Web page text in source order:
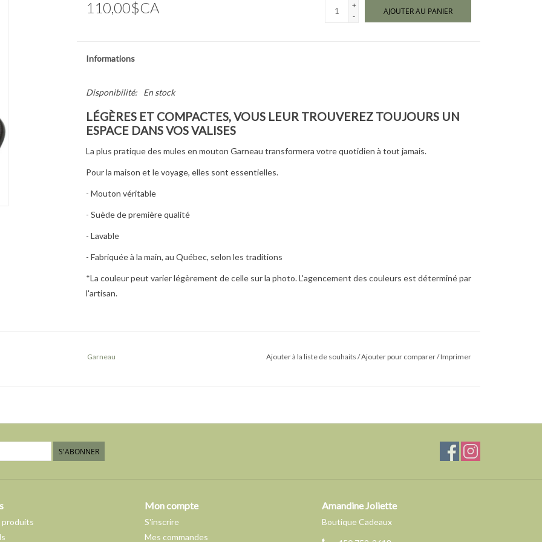
110,00$CA
+
-
AJOUTER AU PANIER
Informations
Disponibilité: En stock
LÉGÈRES ET COMPACTES, VOUS LEUR TROUVEREZ TOUJOURS UN
ESPACE DANS VOS VALISES
La plus pratique des mules en mouton Garneau transformera votre quotidien à tout jamais.
Pour la maison et le voyage, elles sont essentielles.
- Mouton véritable
- Suède de première qualité
- Lavable
- Fabriquée à la main, au Québec, selon les traditions
*La couleur peut varier légèrement de celle sur la photo. L'agencement des couleurs est déterminé par
l'artisan.
Garneau Ajouter à la liste de souhaits /Ajouter pour comparer/Imprimer
S'ABONNER
produits
Mon compte
S'inscrire
Mes commandes
Amandine Joliette
Boutique Cadeaux